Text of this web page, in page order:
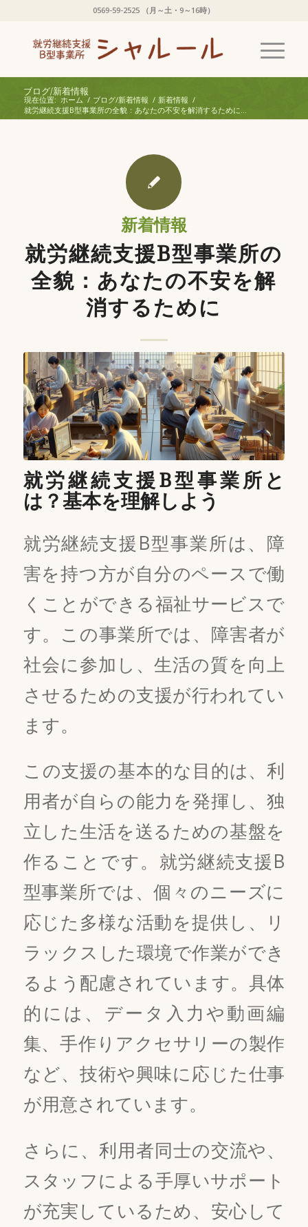
0569-59-2525 （月～土・9～16時）
ブログ/新着情報
現在位置: ホーム / ブログ/新着情報 / 新着情報 /
就労継続支援B型事業所の全貌：あなたの不安を解消するために...
新着情報
就労継続支援B型事業所の
全貌：あなたの不安を解
消するために
就労継続支援B型事業所と
は？基本を理解しよう
就労継続支援B型事業所は、障
害を持つ方が自分のペースで働
くことができる福祉サービスで
す。この事業所では、障害者が
社会に参加し、生活の質を向上
させるための支援が行われてい
ます。
この支援の基本的な目的は、利
用者が自らの能力を発揮し、独
立した生活を送るための基盤を
作ることです。就労継続支援B
型事業所では、個々のニーズに
応じた多様な活動を提供し、リ
ラックスした環境で作業ができ
るよう配慮されています。具体
的には、データ入力や動画編
集、手作りアクセサリーの製作
など、技術や興味に応じた仕事
が用意されています。
さらに、利用者同士の交流や、
スタッフによる手厚いサポート
が充実しているため、安心して